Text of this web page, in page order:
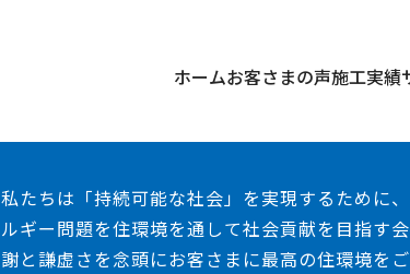
ホームお客さまの声施工実績
私たちは「持続可能な社会」を実現するために
ルギー問題を住環境を通して社会貢献を目指す
謝と謙虚さを念頭にお客さまに最高の住環境をご